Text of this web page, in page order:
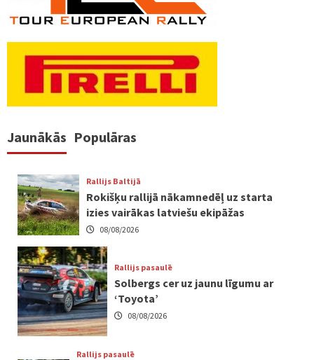
Jaunākās Populāras
Rallijs Baltijā
Rokišķu rallijā nākamnedēļ uz starta
izies vairākas latviešu ekipāžas
08/08/2026
Rallijs pasaulē
Solbergs cer uz jaunu līgumu ar
‘Toyota’
08/08/2026
Rallijs pasaulē